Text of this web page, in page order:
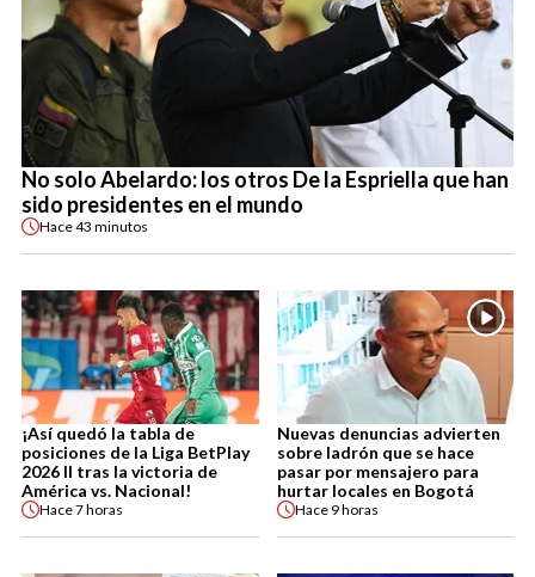
No solo Abelardo: los otros De la Espriella que han
sido presidentes en el mundo
Hace43 minutos
¡Así quedó la tabla de
posiciones de la Liga BetPlay
2026 II tras la victoria de
América vs. Nacional!
Hace7 horas
Nuevas denuncias advierten
sobre ladrón que se hace
pasar por mensajero para
hurtar locales en Bogotá
Hace 9 horas